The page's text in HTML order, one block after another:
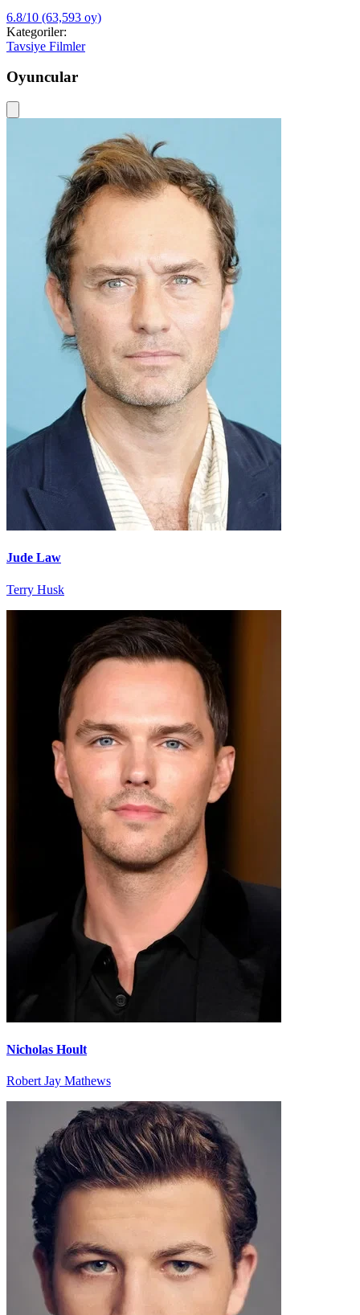
6.8/10 (63,593 oy)
Kategoriler:
Tavsiye Filmler
Oyuncular
Jude Law
Terry Husk
Nicholas Hoult
Robert Jay Mathews